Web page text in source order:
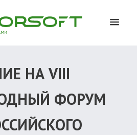
НА VIII
ФОРУМ